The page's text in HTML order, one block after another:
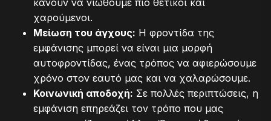
χαρούμενοι.
Μείωση του άγχους: Η φροντίδα της
εμφάνισης μπορεί να είναι μια μορφή
αυτοφροντίδας, ένας τρόπος να αφιερώσουμε
χρόνο στον εαυτό μας και να χαλαρώσουμε.
Κοινωνική αποδοχή: Σε πολλές περιπτώσεις, η
εμφάνιση επηρεάζει τον τρόπο που μας